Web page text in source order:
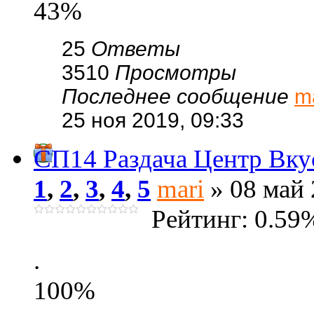
43%
25 Ответы
3510 Просмотры
Последнее сообщение
25 ноя 2019, 09:33
СП14 Раздача Центр
1, 2, 3, 4, 5 mari » 08 май
Рейтинг:
.
100%